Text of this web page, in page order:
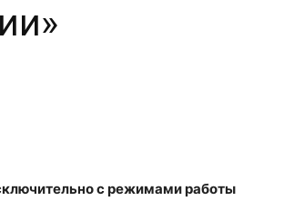
с режимами работы